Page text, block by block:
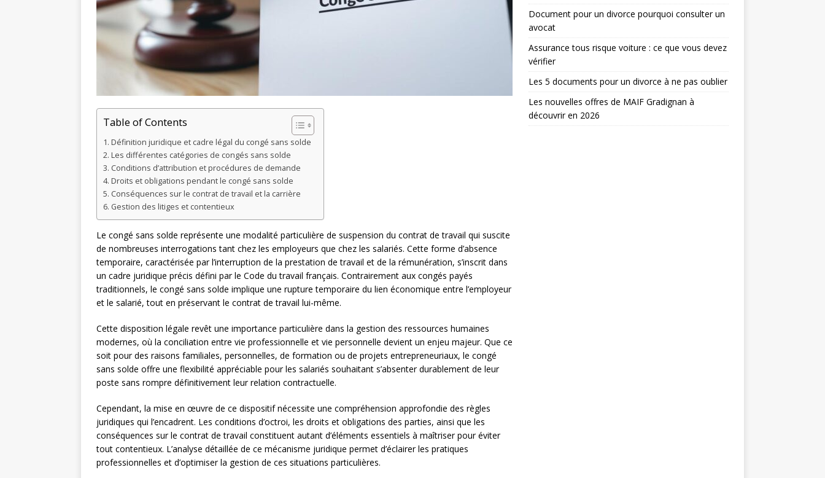
Table of Contents
Définition juridique et cadre légal du congé sans solde
Les différentes catégories de congés sans solde
Conditions d’attribution et procédures de demande
Droits et obligations pendant le congé sans solde
Conséquences sur le contrat de travail et la carrière
Gestion des litiges et contentieux
Le congé sans solde représente une modalité particulière de suspension du contrat de travail qui suscite
de nombreuses interrogations tant chez les employeurs que chez les salariés. Cette forme d’absence
temporaire, caractérisée par l’interruption de la prestation de travail et de la rémunération, s’inscrit dans
un cadre juridique précis défini par le Code du travail français. Contrairement aux congés payés
traditionnels, le congé sans solde implique une rupture temporaire du lien économique entre l’employeur
et le salarié, tout en préservant le contrat de travail lui-même.
Cette disposition légale revêt une importance particulière dans la gestion des ressources humaines
modernes, où la conciliation entre vie professionnelle et vie personnelle devient un enjeu majeur. Que ce
soit pour des raisons familiales, personnelles, de formation ou de projets entrepreneuriaux, le congé
sans solde offre une flexibilité appréciable pour les salariés souhaitant s’absenter durablement de leur
poste sans rompre définitivement leur relation contractuelle.
Cependant, la mise en œuvre de ce dispositif nécessite une compréhension approfondie des règles
juridiques qui l’encadrent. Les conditions d’octroi, les droits et obligations des parties, ainsi que les
conséquences sur le contrat de travail constituent autant d’éléments essentiels à maîtriser pour éviter
tout contentieux. L’analyse détaillée de ce mécanisme juridique permet d’éclairer les pratiques
professionnelles et d’optimiser la gestion de ces situations particulières.
Document pour un divorce pourquoi consulter un
avocat
Assurance tous risque voiture : ce que vous devez
vérifier
Les 5 documents pour un divorce à ne pas oublier
Les nouvelles offres de MAIF Gradignan à
découvrir en 2026